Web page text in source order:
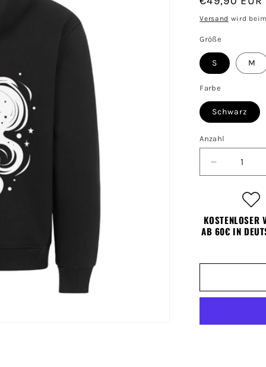
Preis
Versand wird
Größe
S M
Farbe
Schwarz
Anzahl
Verringere
die
Menge
Premium
Hoodie
Jungfrau
KOSTENLOSER
AB 60€ IN